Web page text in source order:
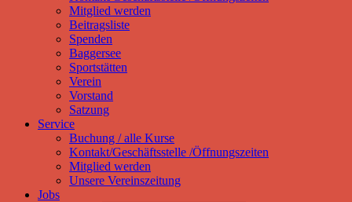
Mitglied werden
Beitragsliste
Spenden
Baggersee
Sportstätten
Verein
Vorstand
Satzung
Service
Buchung / alle Kurse
Kontakt/Geschäftsstelle /Öffnungszeiten
Mitglied werden
Unsere Vereinszeitung
Jobs